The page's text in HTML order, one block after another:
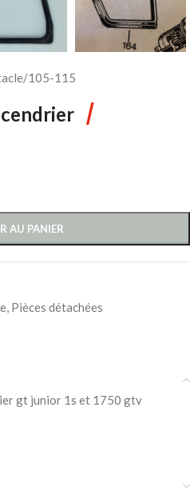
/105-115
/
AU PANIER
, Pièces détachées
gt junior 1s et 1750 gtv